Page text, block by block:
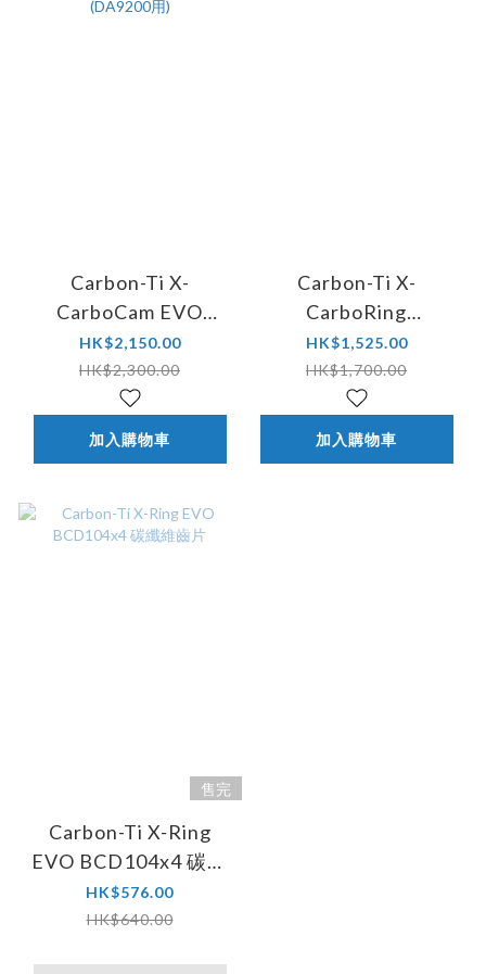
Carbon-Ti X-
CarboCam EVO
BCD110x4 碳纖維公
路車外齒片 (DA9200
用)
HK$2,150.00
HK$2,300.00
加入購物車
Carbon-Ti X-
CarboRing
BCD110x4 碳纖維齒
片
HK$1,525.00
HK$1,700.00
加入購物車
售完
Carbon-Ti X-Ring
EVO BCD104x4 碳纖
維齒片
HK$576.00
HK$640.00